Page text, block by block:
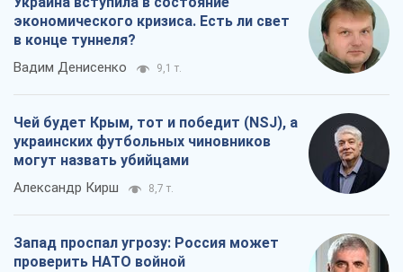
экономического кризиса. Есть ли свет
в конце туннеля?
Вадим Денисенко 9,1 т.
Чей будет Крым, тот и победит (NSJ), а
украинских футбольных чиновников
могут назвать убийцами
Александр Кирш 8,7 т.
Запад проспал угрозу: Россия может
проверить НАТО войной